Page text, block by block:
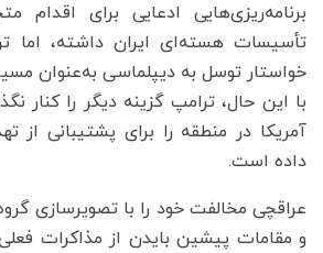
برنامه‌ریزی‌هایی ادعایی برای اقدام
تأسیسات هسته‌ای ایران داشته، اما
خواستار توسل به دیپلماسی به‌عنوان
با این حال، ترامپ گزینه دیگر را کنار
آمریکا در منطقه را برای پشتیبانی از
داده است.
عراقچی مخالفت خود را با تصویرسازی
و مقامات پیشین بایدن از مذاکرات